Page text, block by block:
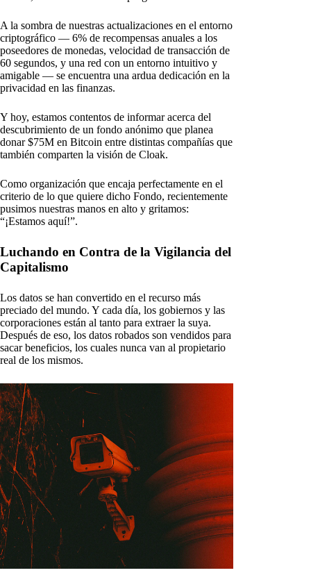
A la sombra de nuestras actualizaciones en el entorno
criptográfico — 6% de recompensas anuales a los
poseedores de monedas, velocidad de transacción de
60 segundos, y una red con un entorno intuitivo y
amigable — se encuentra una ardua dedicación en la
privacidad en las finanzas.
Y hoy, estamos contentos de informar acerca del
descubrimiento de un fondo anónimo que planea
donar $75M en Bitcoin entre distintas compañías que
también comparten la visión de Cloak.
Como organización que encaja perfectamente en el
criterio de lo que quiere dicho Fondo, recientemente
pusimos nuestras manos en alto y gritamos:
“¡Estamos aquí!”.
Luchando en Contra de la Vigilancia del
Capitalismo
Los datos se han convertido en el recurso más
preciado del mundo. Y cada día, los gobiernos y las
corporaciones están al tanto para extraer la suya.
Después de eso, los datos robados son vendidos para
sacar beneficios, los cuales nunca van al propietario
real de los mismos.